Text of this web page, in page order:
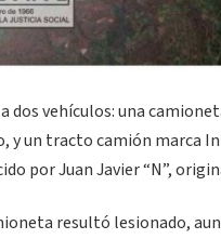
dos vehículos: una
y un tracto camión marca
por Juan Javier “N”,
resultó lesionado,